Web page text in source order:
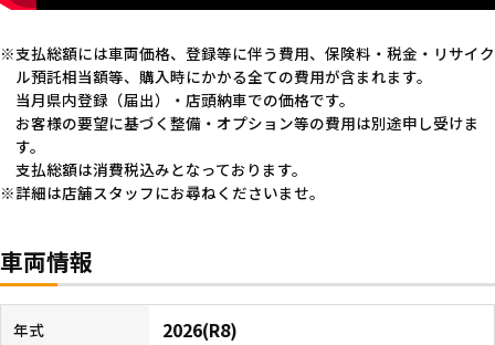
支払総額には車両価格、登録等に伴う費用、保険料・税金・リサイク
ル預託相当額等、購入時にかかる全ての費用が含まれます。
当月県内登録（届出）・店頭納車での価格です。
お客様の要望に基づく整備・オプション等の費用は別途申し受けま
す。
支払総額は消費税込みとなっております。
詳細は店舗スタッフにお尋ねくださいませ。
車両情報
年式 2026(R8)